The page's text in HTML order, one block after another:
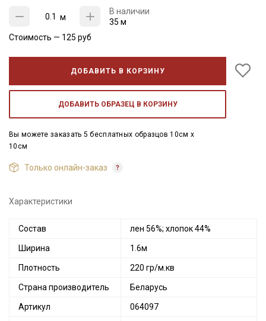
м
В наличии
35 м
Стоимость — 125 руб
ДОБАВИТЬ В КОРЗИНУ
ДОБАВИТЬ ОБРАЗЕЦ В КОРЗИНУ
Вы можете заказать 5 бесплатных образцов 10см x
10см
Только онлайн-заказ
Характеристики
Состав лен 56%; хлопок 44%
Ширина 1.6м
Плотность 220 гр/м.кв
Страна производитель Беларусь
Артикул 064097